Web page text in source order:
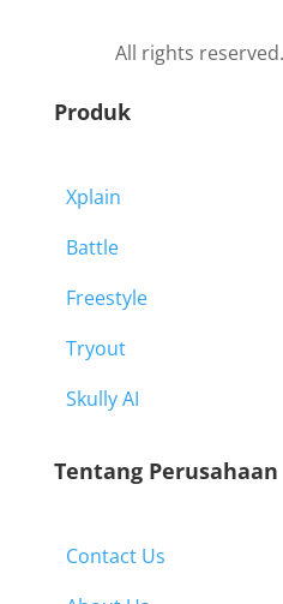
All rights
Produk
Xplain
Battle
Freestyle
Tryout
Skully AI
Tentang Perusahaan
Contact Us